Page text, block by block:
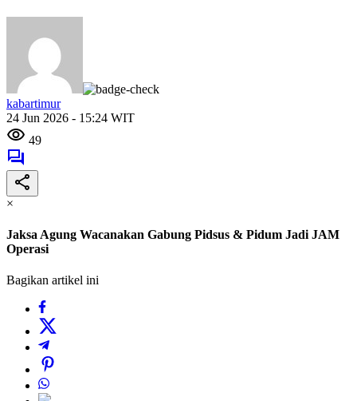
kabartimur
24 Jun 2026 - 15:24 WIT
49
×
Jaksa Agung Wacanakan Gabung Pidsus & Pidum Jadi JAM
Operasi
Bagikan artikel ini